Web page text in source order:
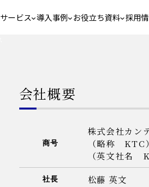
サービス 導入事例 お役立ち資料 採用
会社概要
商号
株式会社カン
（略称 KTC）
（英文社名
社長 松藤 英文